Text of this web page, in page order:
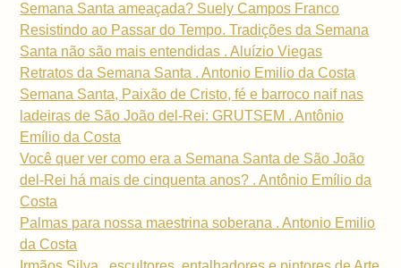
Semana Santa ameaçada? Suely Campos Franco
Resistindo ao Passar do Tempo. Tradições da Semana
Santa não são mais entendidas . Aluízio Viegas
Retratos da Semana Santa . Antonio Emilio da Costa
Semana Santa, Paixão de Cristo, fé e barroco naif nas
ladeiras de São João del-Rei: GRUTSEM . Antônio
Emílio da Costa
Você quer ver como era a Semana Santa de São João
del-Rei há mais de cinquenta anos? . Antônio Emílio da
Costa
Palmas para nossa maestrina soberana . Antonio Emilio
da Costa